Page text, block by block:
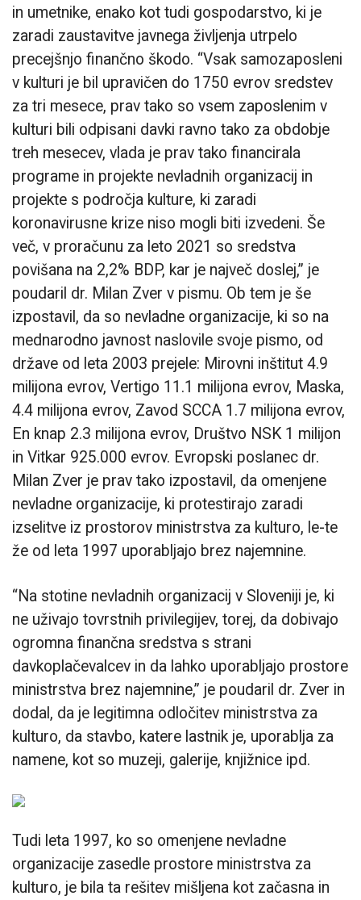
in umetnike, enako kot tudi gospodarstvo, ki je
zaradi zaustavitve javnega življenja utrpelo
precejšnjo finančno škodo. “Vsak samozaposleni
v kulturi je bil upravičen do 1750 evrov sredstev
za tri mesece, prav tako so vsem zaposlenim v
kulturi bili odpisani davki ravno tako za obdobje
treh mesecev, vlada je prav tako financirala
programe in projekte nevladnih organizacij in
projekte s področja kulture, ki zaradi
koronavirusne krize niso mogli biti izvedeni. Še
več, v proračunu za leto 2021 so sredstva
povišana na 2,2% BDP, kar je največ doslej,” je
poudaril dr. Milan Zver v pismu. Ob tem je še
izpostavil, da so nevladne organizacije, ki so na
mednarodno javnost naslovile svoje pismo, od
države od leta 2003 prejele: Mirovni inštitut 4.9
milijona evrov, Vertigo 11.1 milijona evrov, Maska,
4.4 milijona evrov, Zavod SCCA 1.7 milijona evrov,
En knap 2.3 milijona evrov, Društvo NSK 1 milijon
in Vitkar 925.000 evrov. Evropski poslanec dr.
Milan Zver je prav tako izpostavil, da omenjene
nevladne organizacije, ki protestirajo zaradi
izselitve iz prostorov ministrstva za kulturo, le-te
že od leta 1997 uporabljajo brez najemnine.
“Na stotine nevladnih organizacij v Sloveniji je, ki
ne uživajo tovrstnih privilegijev, torej, da dobivajo
ogromna finančna sredstva s strani
davkoplačevalcev in da lahko uporabljajo prostore
ministrstva brez najemnine,” je poudaril dr. Zver in
dodal, da je legitimna odločitev ministrstva za
kulturo, da stavbo, katere lastnik je, uporablja za
namene, kot so muzeji, galerije, knjižnice ipd.
Tudi leta 1997, ko so omenjene nevladne
organizacije zasedle prostore ministrstva za
kulturo, je bila ta rešitev mišljena kot začasna in